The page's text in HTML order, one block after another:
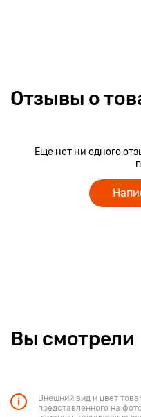
Отзывы о
Еще нет ни одного
Вы смотрели
Внешний вид и цвет
представленного на